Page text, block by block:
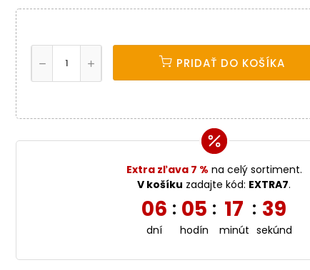
PRIDAŤ DO KOŠÍKA
Extra zľava 7 % na celý sortiment.
V košíku zadajte kód: EXTRA7.
06
dní
: 05
hodín
: 17
minút
: 38
sekúnd